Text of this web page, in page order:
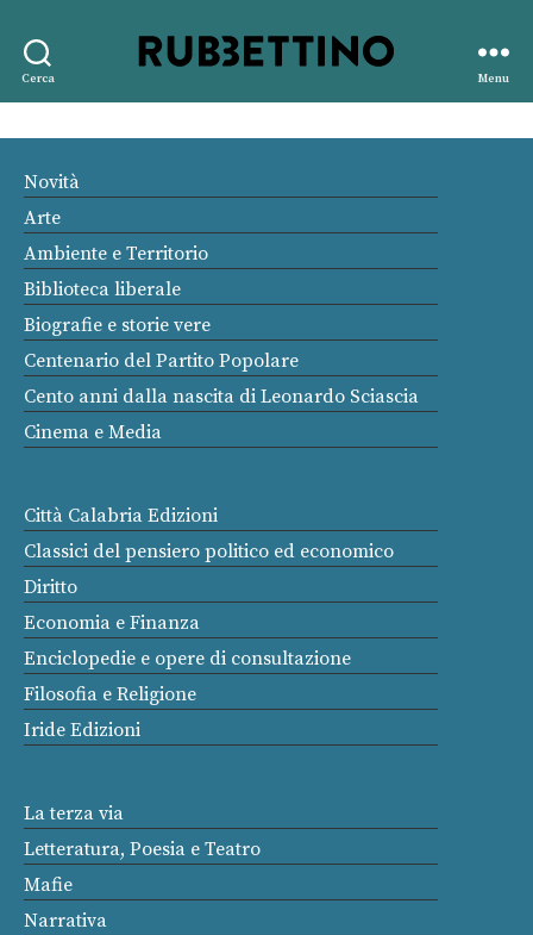
Cerca
editore
Menu
Novità
Arte
Ambiente e Territorio
Biblioteca liberale
Biografie e storie vere
Centenario del Partito Popolare
Cento anni dalla nascita di Leonardo Sciascia
Cinema e Media
Città Calabria Edizioni
Classici del pensiero politico ed economico
Diritto
Economia e Finanza
Enciclopedie e opere di consultazione
Filosofia e Religione
Iride Edizioni
La terza via
Letteratura, Poesia e Teatro
Mafie
Narrativa